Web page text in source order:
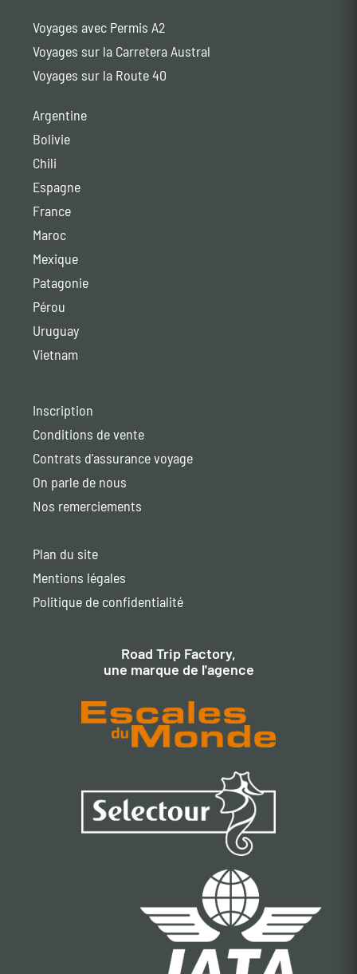
Voyages avec Permis A2
Voyages sur la Carretera Austral
Voyages sur la Route 40
Argentine
Bolivie
Chili
Espagne
France
Maroc
Mexique
Patagonie
Pérou
Uruguay
Vietnam
Inscription
Conditions de vente
Contrats d'assurance voyage
On parle de nous
Nos remerciements
Plan du site
Mentions légales
Politique de confidentialité
Road Trip Factory,
une marque de l'agence